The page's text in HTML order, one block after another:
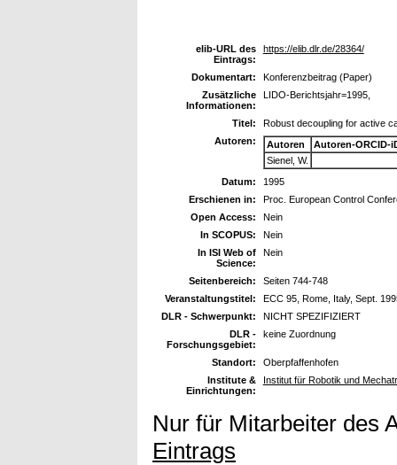
elib-URL des
Eintrags:
https://elib.dlr.de/28364/
Dokumentart:
Konferenzbeitrag (Paper)
Zusätzliche
Informationen:
LIDO-Berichtsjahr=1995,
Titel:
Robust decoupling for active
Autoren:
Autoren
Autoren-ORCID-
Sienel, W.
Datum:
1995
Erschienen in:
Proc. European Control
Open Access:
Nein
In SCOPUS:
Nein
In ISI Web of
Science:
Nein
Seitenbereich:
Seiten 744-748
Veranstaltungstitel:
ECC 95, Rome, Italy, Sept.
DLR - Schwerpunkt:
NICHT SPEZIFIZIERT
DLR -
Forschungsgebiet:
keine Zuordnung
Standort:
Oberpfaffenhofen
Institute &
Einrichtungen:
Institut für Robotik und
Nur für Mitarbeiter des
Eintrags